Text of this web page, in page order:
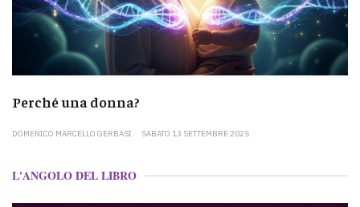
Perché una donna?
DOMENICO MARCELLO GERBASI SABATO 13 SETTEMBRE 2025
L'ANGOLO DEL LIBRO